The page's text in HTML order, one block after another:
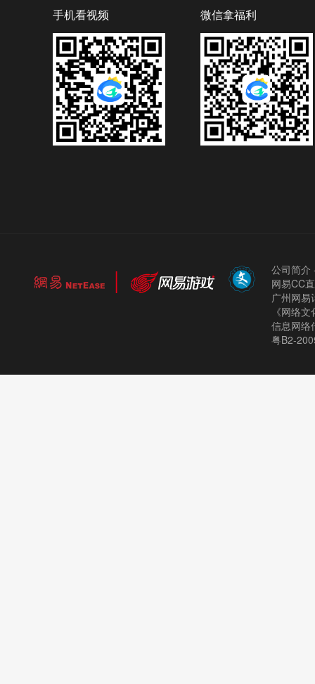
手机看视频 微信拿福利
公司简介
网易CC
广州网
《网络
信息网络
粤B2-